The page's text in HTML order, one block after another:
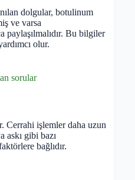
dolgular, botulinum
ve varsa
paylaşılmalıdır. Bu bilgiler
olur.
sorular
Cerrahi işlemler daha uzun
askı gibi bazı
bağlıdır.